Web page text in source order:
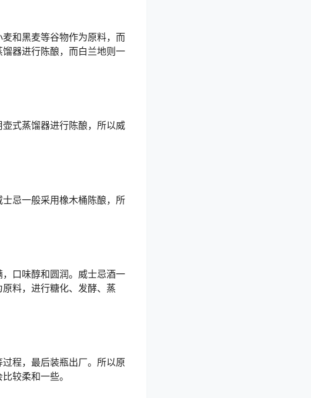
和黑麦等谷物作为原料，而
器进行陈酿，而白兰地则一
式蒸馏器进行陈酿，所以威
忌一般采用橡木桶陈酿，所
口味醇和圆润。威士忌酒一
料，进行糖化、发酵、蒸
程，最后装瓶出厂。所以原
较柔和一些。